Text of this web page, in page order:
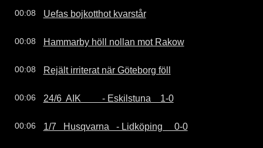
00:08 Uefas bojkotthot kvarstår
00:08 Hammarby höll nollan mot Rakow
00:08 Rejält irriterat när Göteborg föll
00:06 24/6  AIK         - Eskilstuna    1-0
00:06 1/7   Husqvarna   - Lidköping     0-0